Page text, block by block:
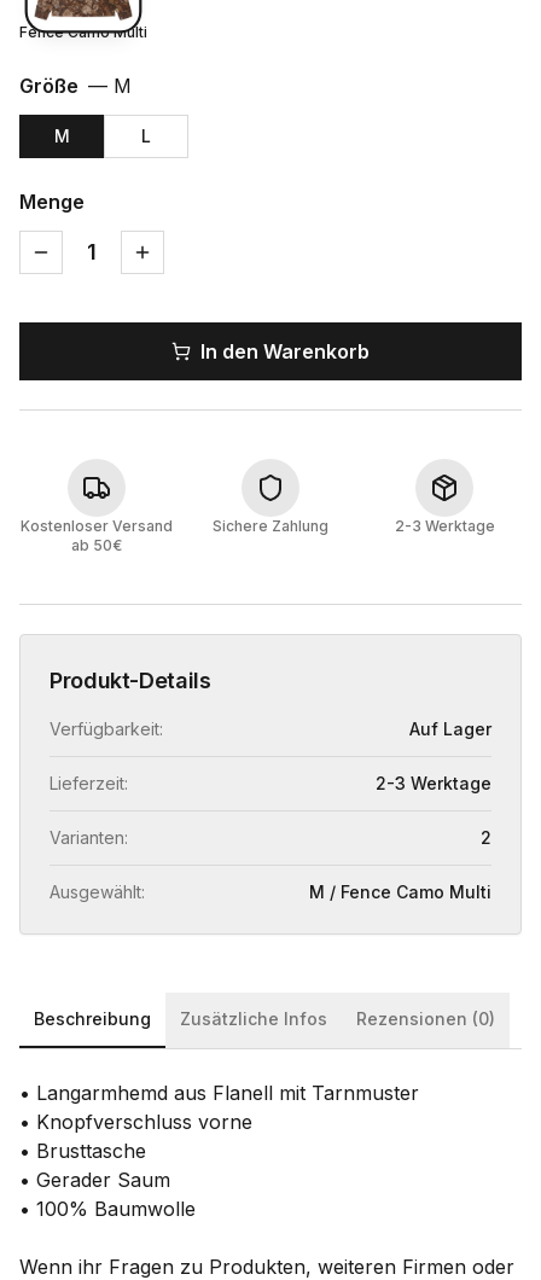
Fence Camo Multi
Größe — M
M L
Menge
1
In den Warenkorb
Kostenloser Versand
ab 50€
Sichere Zahlung 2-3 Werktage
Produkt-Details
Verfügbarkeit: Auf Lager
Lieferzeit: 2-3 Werktage
Varianten: 2
Ausgewählt: M / Fence Camo Multi
Beschreibung Zusätzliche Infos Rezensionen (0)
• Langarmhemd aus Flanell mit Tarnmuster
• Knopfverschluss vorne
• Brusttasche
• Gerader Saum
• 100% Baumwolle
Wenn ihr Fragen zu Produkten, weiteren Firmen oder